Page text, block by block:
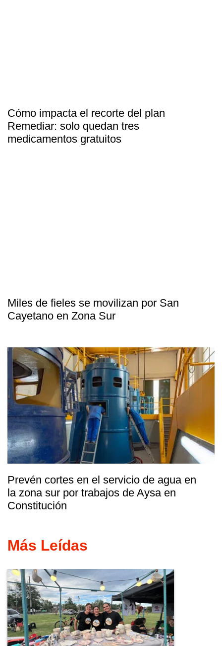
Cómo impacta el recorte del plan
Remediar: solo quedan tres
medicamentos gratuitos
Miles de fieles se movilizan por San
Cayetano en Zona Sur
Prevén cortes en el servicio de agua en
la zona sur por trabajos de Aysa en
Constitución
Más Leídas